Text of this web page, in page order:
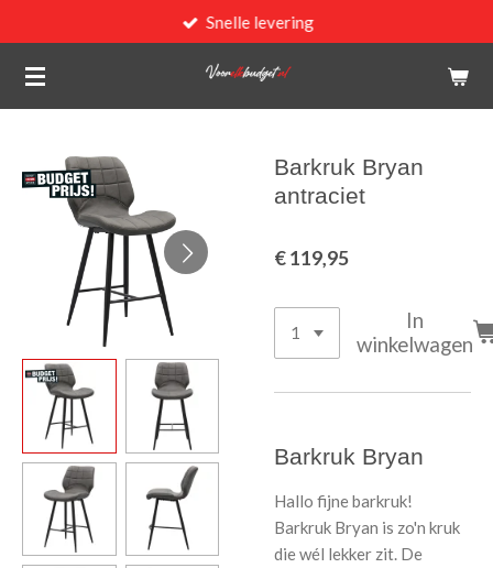
direct
naar
Snelle levering
Barkruk Bryan
antraciet
€ 119,95
In
winkelwagen
Barkruk Bryan
Hallo fijne barkruk!
Barkruk Bryan is zo'n kruk
die wél lekker zit. De